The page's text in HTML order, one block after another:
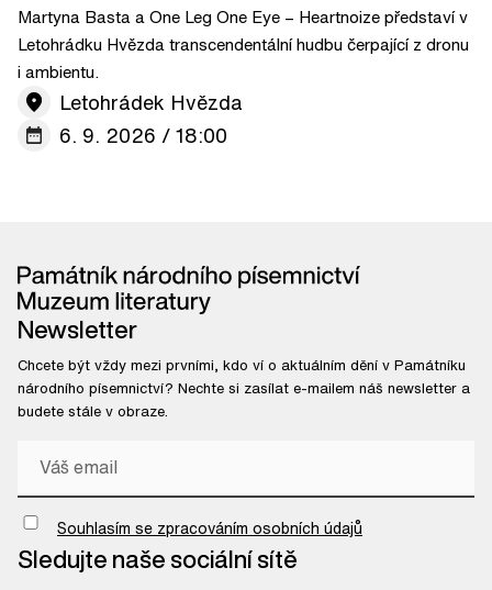
Martyna Basta a One Leg One Eye – Heartnoize představí v
Letohrádku Hvězda transcendentální hudbu čerpající z dronu
i ambientu.
Letohrádek Hvězda
6. 9. 2026 / 18:00
Newsletter
Chcete být vždy mezi prvními, kdo ví o aktuálním dění v Památníku
národního písemnictví? Nechte si zasílat e-mailem náš newsletter a
budete stále v obraze.
Chci odebírat newsletter
Souhlasím se zpracováním osobních údajů
Sledujte naše sociální sítě